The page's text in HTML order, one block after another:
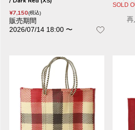
¥7,150 税込
販売期間
2026/07/14 18:00 〜
SOLD
再